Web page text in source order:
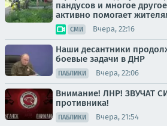
пандусов и многое
активно помогает
СМИ Вчера, 22:16
Наши десантники
боевые задачи в ДНР
ПАБЛИКИ Вчера, 22:06
Внимание! ЛНР! ЗВУЧАТ
противника!
ПАБЛИКИ Вчера, 21:54